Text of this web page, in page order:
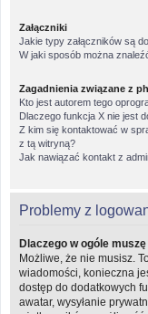
Załączniki
Jakie typy załączników są
W jaki sposób można
Zagadnienia związane z
Kto jest autorem tego
Dlaczego funkcja X nie jest
Z kim się kontaktować w
z tą witryną?
Jak nawiązać kontakt z
Problemy z
Dlaczego w ogóle
Możliwe, że nie musisz.
wiadomości, konieczna
dostęp do dodatkowych
awatar, wysyłanie